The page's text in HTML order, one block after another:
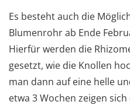
Es besteht auch die
Blumenrohr ab Ende
Hierfür werden die
gesetzt, wie die Knollen
man dann auf eine helle
etwa 3 Wochen zeigen